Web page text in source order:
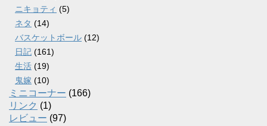
ニキョティ (5)
ネタ (14)
バスケットボール (12)
日記 (161)
生活 (19)
鬼嫁 (10)
ミニコーナー (166)
リンク (1)
レビュー (97)